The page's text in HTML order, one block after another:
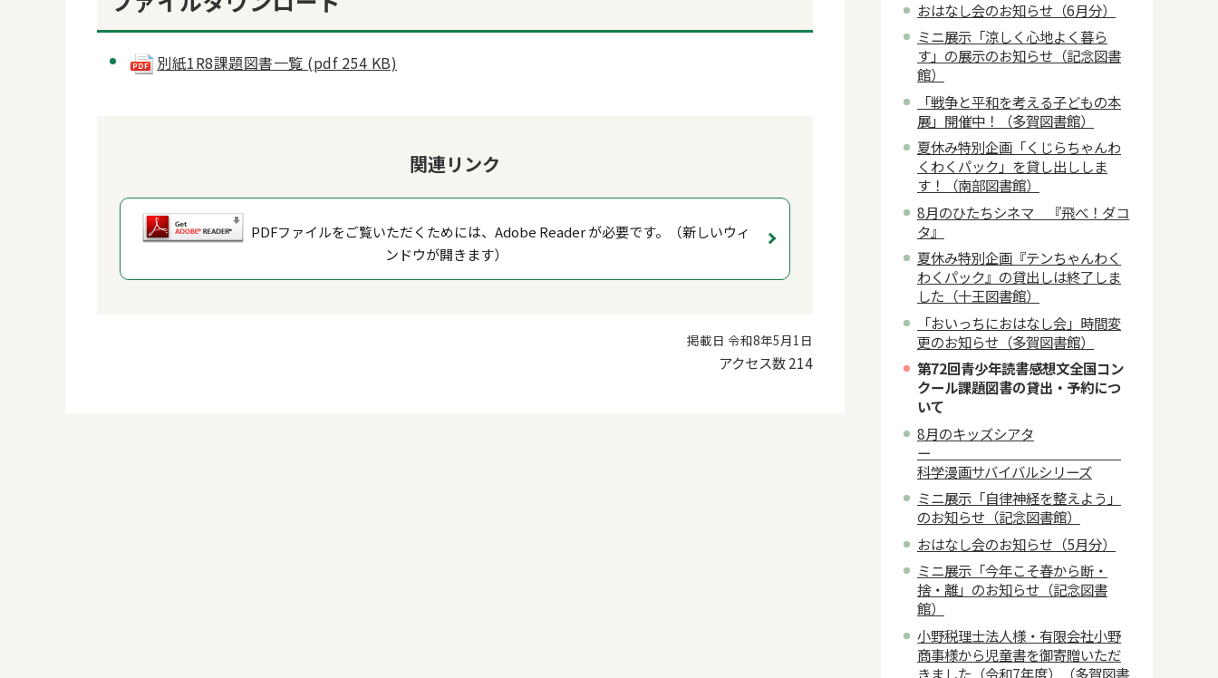
別紙1R8課題図書一覧 (pdf 254 KB)
関連リンク
PDFファイルをご覧いただくためには、Adobe Reader が必要です。（新しいウィ
ンドウが開きます）
掲載日 令和8年5月1日
アクセス数214
おはなし会のお知らせ（6月分）
ミニ展示「涼しく心地よく暮ら
す」の展示のお知らせ（記念図書
館）
「戦争と平和を考える子どもの本
展」開催中！（多賀図書館）
夏休み特別企画「くじらちゃんわ
くわくパック」を貸し出ししま
す！（南部図書館）
8月のひたちシネマ 『飛べ！ダコ
タ』
夏休み特別企画『テンちゃんわく
わくパック』の貸出しは終了しま
した（十王図書館）
「おいっちにおはなし会」時間変
更のお知らせ（多賀図書館）
第72回青少年読書感想文全国コン
クール課題図書の貸出・予約につ
いて
8月のキッズシアタ
ー
科学漫画サバイバルシリーズ
ミニ展示「自律神経を整えよう」
のお知らせ（記念図書館）
おはなし会のお知らせ（5月分）
ミニ展示「今年こそ春から断・
捨・離」のお知らせ（記念図書
館）
小野税理士法人様・有限会社小野
商事様から児童書を御寄贈いただ
きました（令和7年度）（多賀図書